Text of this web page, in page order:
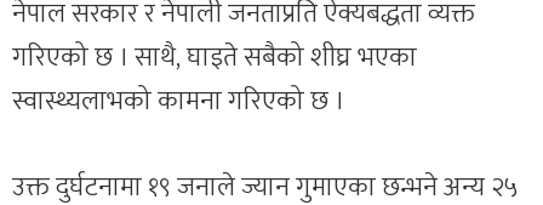
नेपाल सरकार र नेपाली जनताप्रति ऐक्यबद्धता व्यक्त
गरिएको छ । साथै, घाइते सबैको शीघ्र भएका
स्वास्थ्यलाभको कामना गरिएको छ ।
उक्त दुर्घटनामा १९ जनाले ज्यान गुमाएका छन्भने अन्य २५